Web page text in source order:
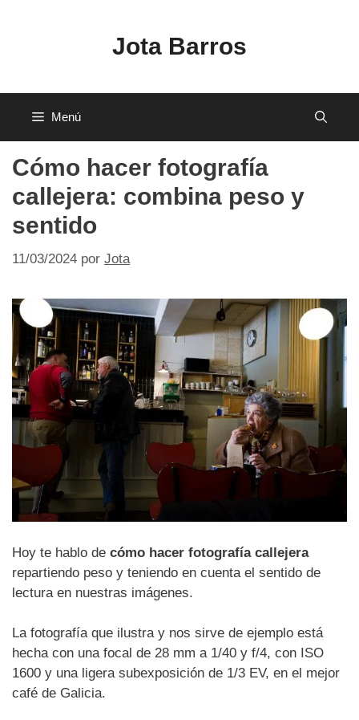
Jota Barros
Menú
Cómo hacer fotografía
callejera: combina peso y
sentido
11/03/2024 por Jota
Hoy te hablo de cómo hacer fotografía callejera
repartiendo peso y teniendo en cuenta el sentido de
lectura en nuestras imágenes.
La fotografía que ilustra y nos sirve de ejemplo está
hecha con una focal de 28 mm a 1/40 y f/4, con ISO
1600 y una ligera subexposición de 1/3 EV, en el mejor
café de Galicia.